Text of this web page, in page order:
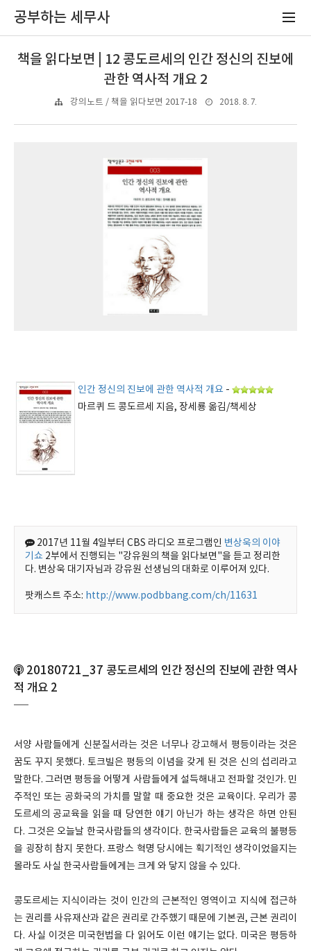
공부하는 세무사
책을 읽다보면 | 12 콩도르세의 인간 정신의 진보에
관한 역사적 개요 2
강의노트 / 책을 읽다보면 2017-18 2018. 8. 7.
인간 정신의 진보에 관한 역사적 개요 -
마르퀴 드 콩도르세 지음, 장세룡 옮김/책세상
2017년 11월 4일부터 CBS 라디오 프로그램인 변상욱의 이야
기쇼 2부에서 진행되는 "강유원의 책을 읽다보면"을 듣고 정리한
다. 변상욱 대기자님과 강유원 선생님의 대화로 이루어져 있다.
팟캐스트 주소: http://www.podbbang.com/ch/11631
20180721_37 콩도르세의 인간 정신의 진보에 관한 역사
적 개요 2
서양 사람들에게 신분질서라는 것은 너무나 강고해서 평등이라는 것은
꿈도 꾸지 못했다. 토크빌은 평등의 이념을 갖게 된 것은 신의 섭리라고
말한다. 그러면 평등을 어떻게 사람들에게 설득해내고 전파할 것인가. 민
주적인 또는 공화국의 가치를 말할 때 중요한 것은 교육이다. 우리가 콩
도르세의 공교육을 읽을 때 당연한 얘기 아닌가 하는 생각은 하면 안된
다. 그것은 오늘날 한국사람들의 생각이다. 한국사람들은 교육의 불평등
을 굉장히 참지 못한다. 프랑스 혁명 당시에는 획기적인 생각이었을지는
몰라도 사실 한국사람들에게는 크게 와 닿지 않을 수 있다.
콩도르세는 지식이라는 것이 인간의 근본적인 영역이고 지식에 접근하
는 권리를 사유재산과 같은 권리로 간주했기 때문에 기본권, 근본 권리이
다. 사실 이것은 미국헌법을 다 읽어도 이런 얘기는 없다. 미국은 평등하